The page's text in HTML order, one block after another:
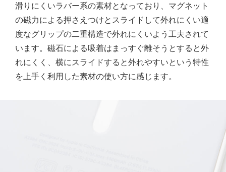
滑りにくいラバー系の素材となっており、マグネット
の磁力による押さえつけとスライドして外れにくい適
度なグリップの二重構造で外れにくいよう工夫されて
います。磁石による吸着はまっすぐ離そうとすると外
れにくく、横にスライドすると外れやすいという特性
を上手く利用した素材の使い方に感じます。